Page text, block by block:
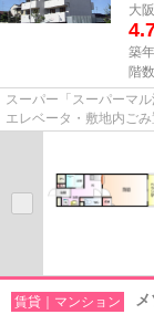
大
築
階
スーパー「スーパーマ
エレベータ・敷地内ご
賃貸｜マンション